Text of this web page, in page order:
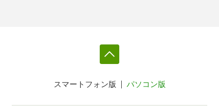
スマートフォン版 パソコン版